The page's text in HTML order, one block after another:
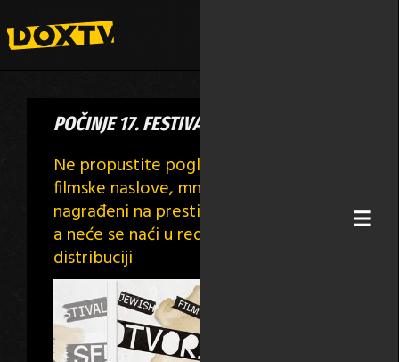
POČINJE 17. FESTIVAL TOLERANCIJE
Ne propustite pogledati vrhunske
filmske naslove, mnoge od kojih su
nagrađeni na prestižnim festivalima,
a neće se naći u redovitoj kino
distribuciji